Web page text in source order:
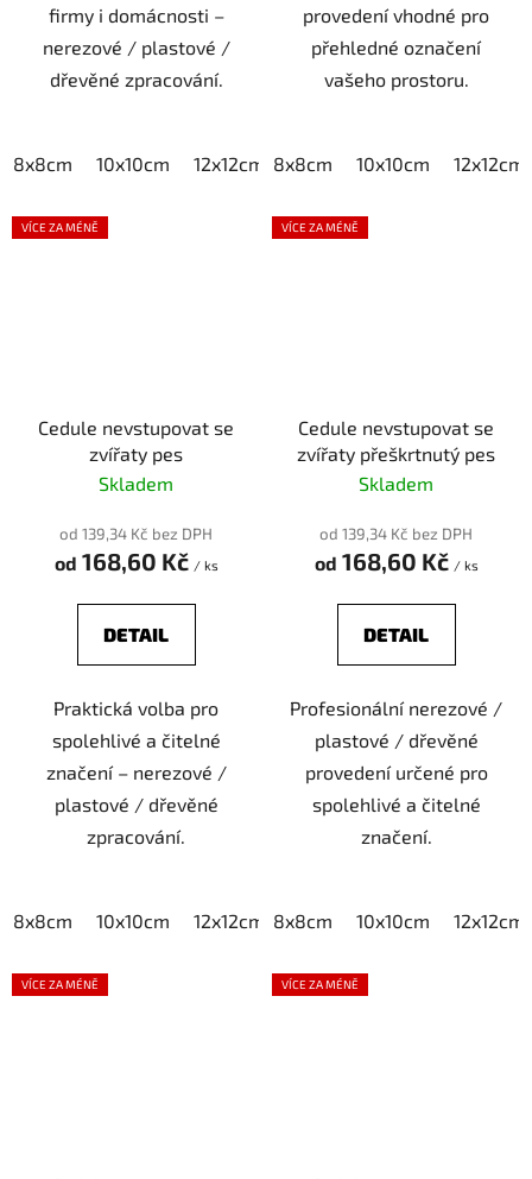
firmy i domácnosti –
nerezové / plastové /
dřevěné zpracování.
8x8cm 10x10cm 12x12cm 15x15cm 20x20cm
provedení vhodné pro
přehledné označení
vašeho prostoru.
8x8cm 10x10cm 12x12cm
VÍCE ZA MÉNĚ
Cedule nevstupovat se
zvířaty pes
Skladem
od 139,34 Kč bez DPH
od 168,60 Kč / ks
DETAIL
Praktická volba pro
spolehlivé a čitelné
značení – nerezové /
plastové / dřevěné
zpracování.
8x8cm 10x10cm 12x12cm 15x15cm 20x20cm
VÍCE ZA MÉNĚ
Cedule nevstupovat se
zvířaty přeškrtnutý pes
Skladem
od 139,34 Kč bez DPH
od 168,60 Kč / ks
DETAIL
Profesionální nerezové /
plastové / dřevěné
provedení určené pro
spolehlivé a čitelné
značení.
8x8cm 10x10cm 12x12cm
VÍCE ZA MÉNĚ VÍCE ZA MÉNĚ